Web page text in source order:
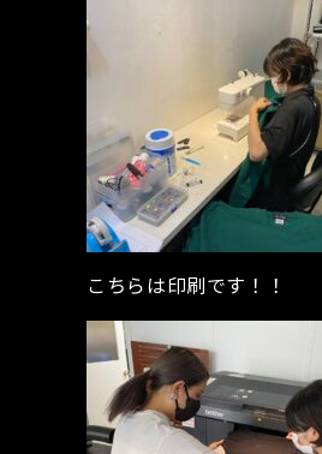
こちらは印刷です！！